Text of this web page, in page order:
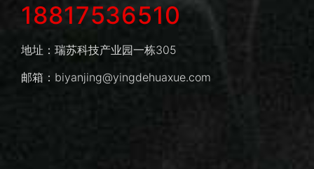
18817536510
地址：瑞苏科技产业园一栋305
邮箱：biyanjing@yingdehuaxue.com